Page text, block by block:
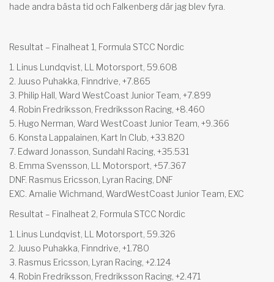
hade andra bästa tid och Falkenberg där jag blev fyra.
Resultat – Finalheat 1, Formula STCC Nordic
1. Linus Lundqvist, LL Motorsport, 59.608
2. Juuso Puhakka, Finndrive, +7.865
3. Philip Hall, Ward WestCoast Junior Team, +7.899
4. Robin Fredriksson, Fredriksson Racing, +8.460
5. Hugo Nerman, Ward WestCoast Junior Team, +9.366
6. Konsta Lappalainen, Kart In Club, +33.820
7. Edward Jonasson, Sundahl Racing, +35.531
8. Emma Svensson, LL Motorsport, +57.367
DNF. Rasmus Ericsson, Lyran Racing, DNF
EXC. Amalie Wichmand, WardWestCoast Junior Team, EXC
Resultat – Finalheat 2, Formula STCC Nordic
1. Linus Lundqvist, LL Motorsport, 59.326
2. Juuso Puhakka, Finndrive, +1.780
3. Rasmus Ericsson, Lyran Racing, +2.124
4. Robin Fredriksson, Fredriksson Racing, +2.471